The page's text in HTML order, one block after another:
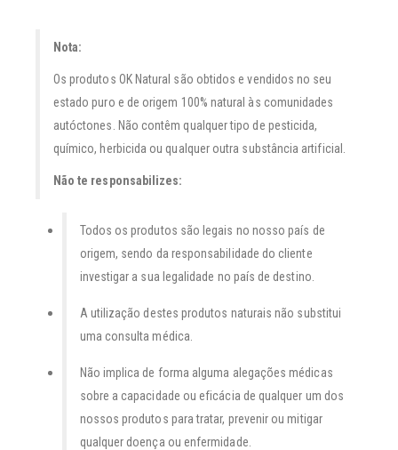
Nota:
Os produtos OK Natural são obtidos e vendidos no seu
estado puro e de origem 100% natural às comunidades
autóctones. Não contêm qualquer tipo de pesticida,
químico, herbicida ou qualquer outra substância artificial.
Não te responsabilizes:
Todos os produtos são legais no nosso país de
origem, sendo da responsabilidade do cliente
investigar a sua legalidade no país de destino.
A utilização destes produtos naturais não substitui
uma consulta médica.
Não implica de forma alguma alegações médicas
sobre a capacidade ou eficácia de qualquer um dos
nossos produtos para tratar, prevenir ou mitigar
qualquer doença ou enfermidade.